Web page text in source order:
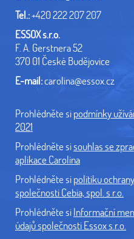
Tel.:+420 222 207 207
ESSOX s.r.o.
F. A. Gerstnera 52
370 01 České Budějovice
E-mail:carolina@essox.cz
Prohlédněte sipodmínky
2021
Prohlédněte sisouhlas se
aplikace Carolina
Prohlédněte sipolitiku
společnosti Cebia, spol. s r.o.
Prohlédněte siInformační
údajů společnosti Essox s.r.o.